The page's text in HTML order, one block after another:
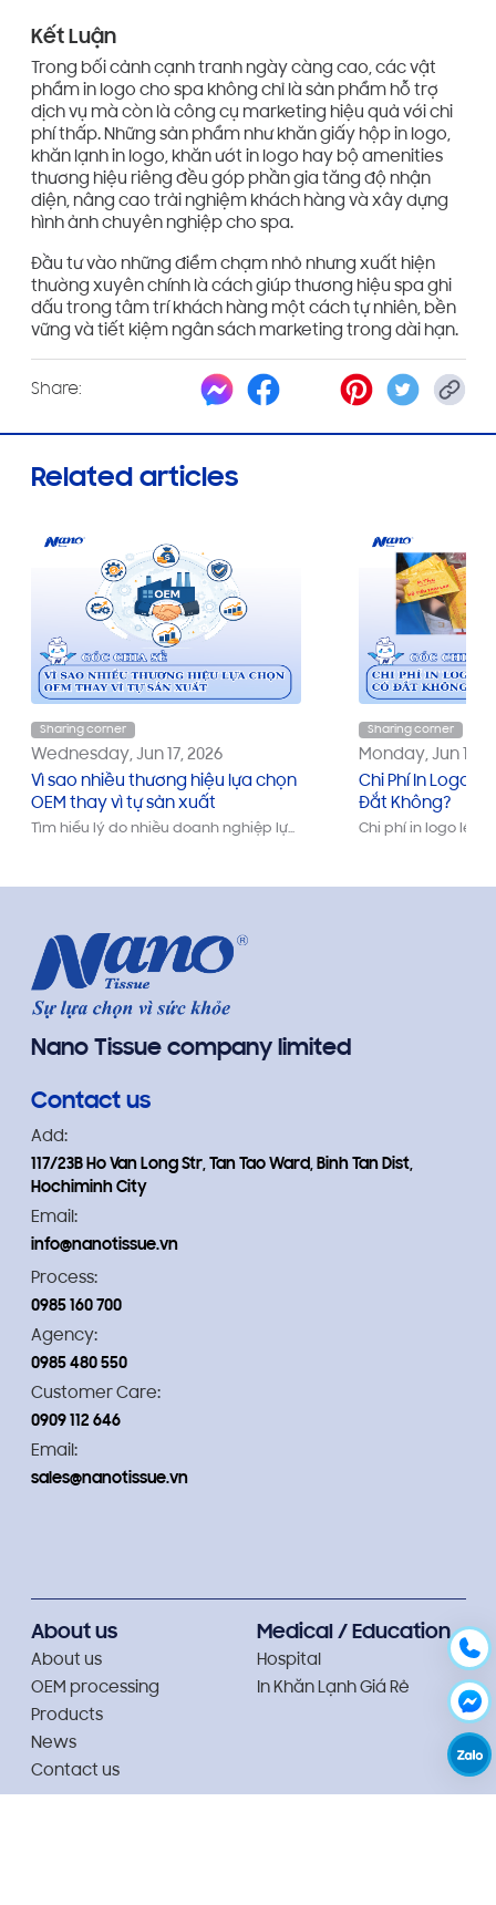
Kết Luận
Trong bối cảnh cạnh tranh ngày càng cao, các vật
phẩm in logo cho spa không chỉ là sản phẩm hỗ trợ
dịch vụ mà còn là công cụ marketing hiệu quả với chi
phí thấp. Những sản phẩm như khăn giấy hộp in logo,
khăn lạnh in logo, khăn ướt in logo hay bộ amenities
thương hiệu riêng đều góp phần gia tăng độ nhận
diện, nâng cao trải nghiệm khách hàng và xây dựng
hình ảnh chuyên nghiệp cho spa.
Đầu tư vào những điểm chạm nhỏ nhưng xuất hiện
thường xuyên chính là cách giúp thương hiệu spa ghi
dấu trong tâm trí khách hàng một cách tự nhiên, bền
vững và tiết kiệm ngân sách marketing trong dài hạn.
Share:
Related articles
Sharing corner
Wednesday, Jun 17, 2026
Vì sao nhiều thương hiệu lựa chọn
OEM thay vì tự sản xuất
Tìm hiểu lý do nhiều doanh nghiệp lựa
Sharing corner
Monday, Jun 15,
Chi Phí In Logo
Đắt Không?
Chi phí in logo lên
Nano Tissue company limited
Contact us
Add:
117/23B Ho Van Long Str, Tan Tao Ward, Binh Tan Dist,
Hochiminh City
Email:
info@nanotissue.vn
Process:
0985 160 700
Agency:
0985 480 550
Customer Care:
0909 112 646
Email:
sales@nanotissue.vn
About us
About us
OEM processing
Products
News
Contact us
Medical / Education
Hospital
In Khăn Lạnh Giá Rẻ